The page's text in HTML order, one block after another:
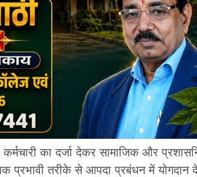
का दर्जा देकर सामाजिक और
प्रभावी तरीके से आपदा प्रबंधन में योगदान